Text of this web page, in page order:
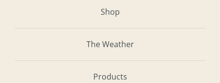
Shop
The Weather
Products